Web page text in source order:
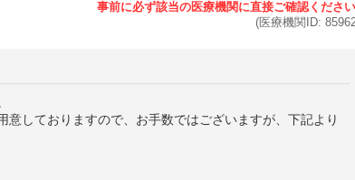
(医療機関ID:
しておりますので、お手数ではございますが、下記より